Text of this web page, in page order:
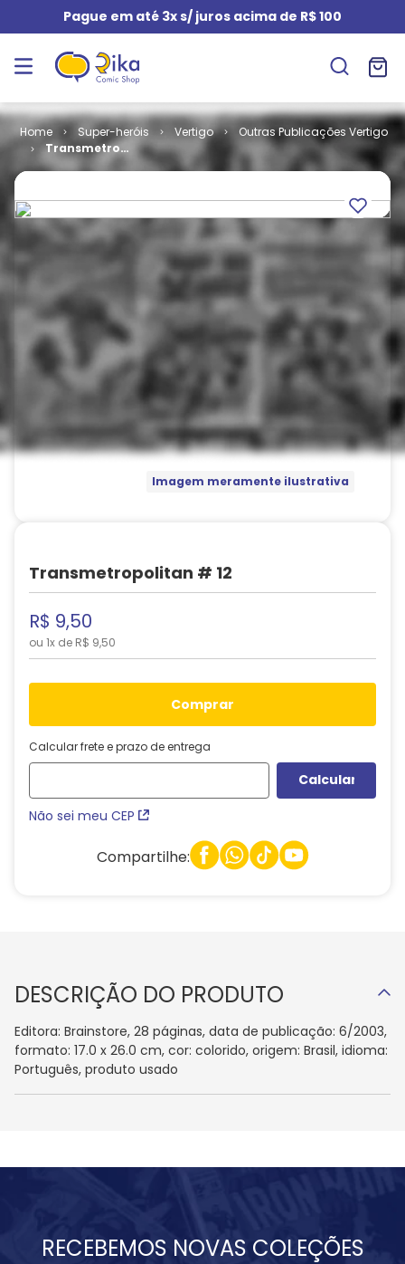
Pague em até 3x s/ juros acima de R$ 100
Super-heróis Vertigo
Outras Publicações Vertigo
Transmetropolitan
# 12
Imagem meramente ilustrativa
Transmetropolitan # 12
R$ 9,50
ou 1x de R$ 9,50
comprar
Calcular frete e prazo de entrega
Não sei meu CEP
Compartilhe:
DESCRIÇÃO DO PRODUTO
Editora: Brainstore, 28 páginas, data de publicação: 6/2003,
formato: 17.0 x 26.0 cm, cor: colorido, origem: Brasil, idioma:
Português, produto usado
RECEBEMOS NOVAS COLEÇÕES